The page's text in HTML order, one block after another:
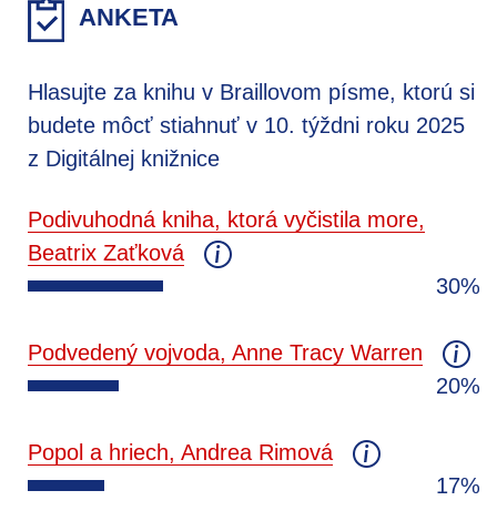
ANKETA
Hlasujte za knihu v Braillovom písme, ktorú si
budete môcť stiahnuť v 10. týždni roku 2025
z Digitálnej knižnice
Podivuhodná kniha, ktorá vyčistila more,
Beatrix Zaťková
30%
Podvedený vojvoda, Anne Tracy Warren
20%
Popol a hriech, Andrea Rimová
17%